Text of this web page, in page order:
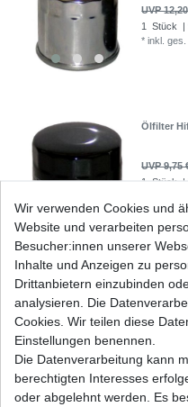
UVP
1 Stück
|
*inkl. ges.
Ölfilter
UVP 9,75
1 Stück
|
Ölfilter
UVP 15,70
1 Stück
Wir verwenden Cookies und
Website und verarbeiten
Besucher:innen unserer
Inhalte und Anzeigen zu
Drittanbietern einzubinden
analysieren. Die
Cookies. Wir teilen diese
Einstellungen benennen.
Die Datenverarbeitung kann
berechtigten Interesses
oder abgelehnt werden. Es